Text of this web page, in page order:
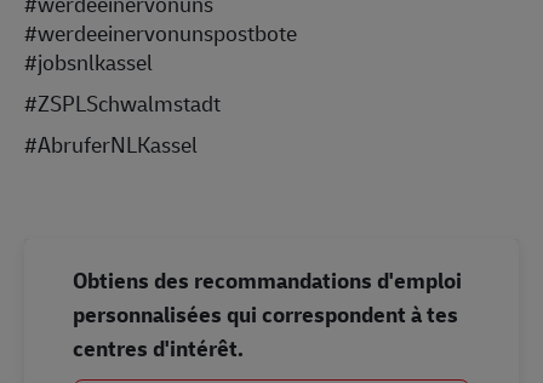
#werdeeinervonunspostbote
#jobsnlkassel
#ZSPLSchwalmstadt
#AbruferNLKassel
Obtiens des recommandations d'emploi
personnalisées qui correspondent à tes
centres d'intérêt.